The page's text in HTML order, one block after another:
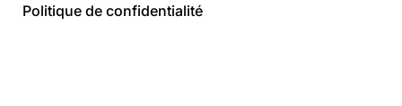
Politique de confidentialité